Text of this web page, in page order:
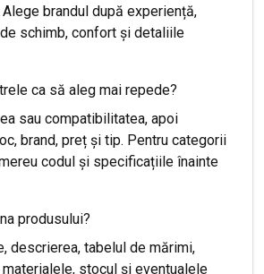
brandul după experiență,
schimb, confort și detaliile
ca să aleg mai repede?
sau compatibilitatea, apoi
brand, preț și tip. Pentru categorii
codul și specificațiile înainte
produsului?
descrierea, tabelul de mărimi,
stocul și eventualele